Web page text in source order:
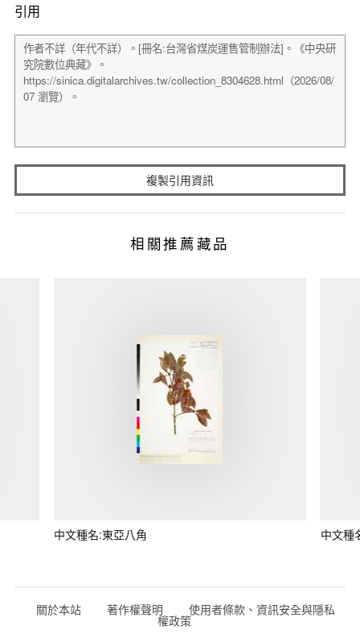
引用
複製引用資訊
相關推薦藏品
中文種名:東亞八角 中文種
關於本站 著作權聲明 使用者條款、資訊安全與隱私
權政策